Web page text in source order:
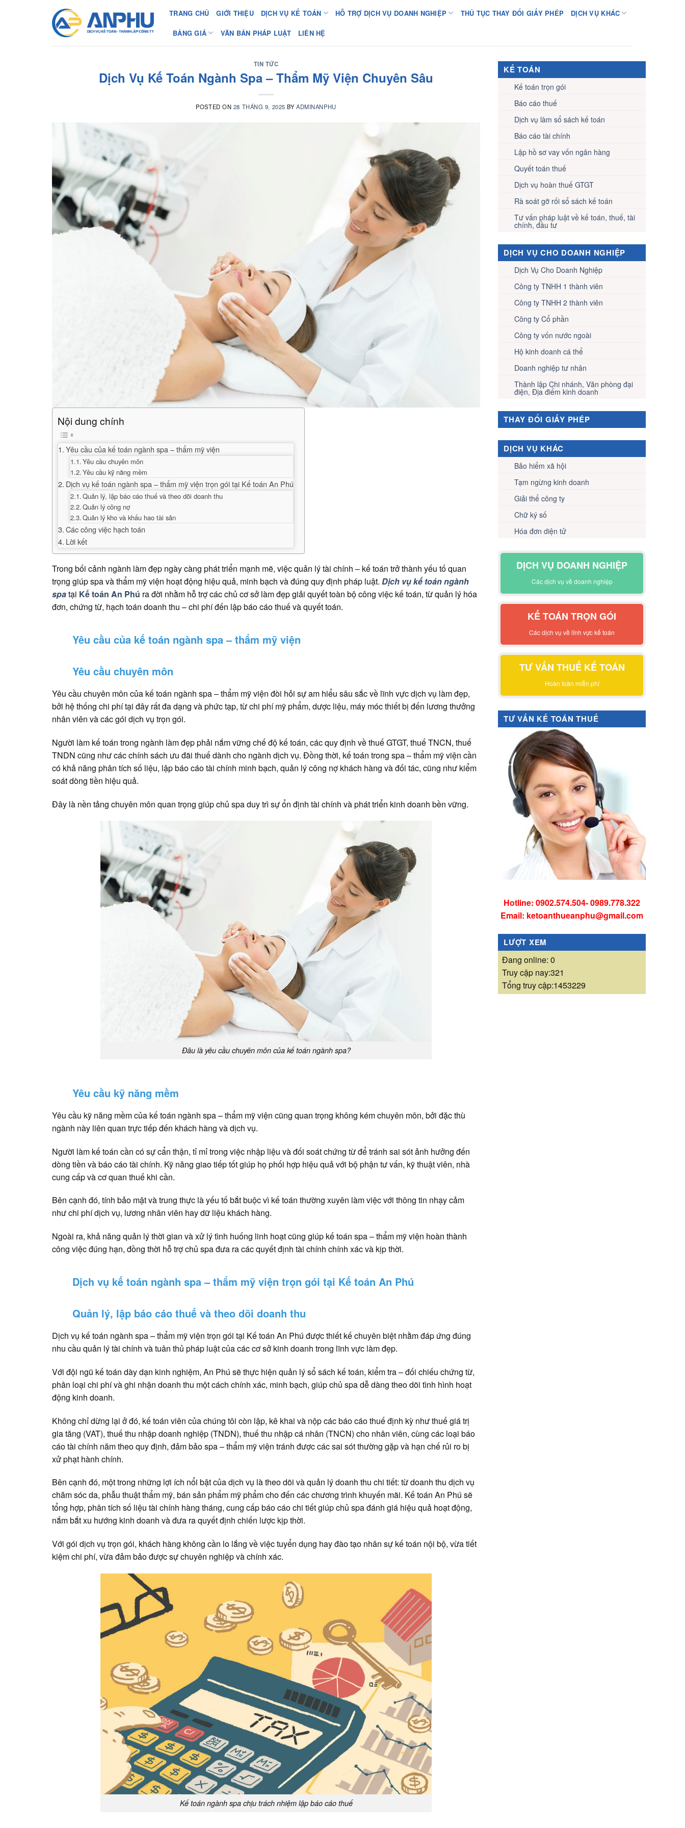
TRANG CHỦ GIỚI THIỆU DỊCH VỤ KẾ TOÁN HỖ TRỢ DỊCH VỤ DOANH NGHIỆP THỦ TỤC THAY ĐỔI GIẤY PHÉP DỊCH VỤ KHÁC
BẢNG GIÁ VĂN BẢN PHÁP LUẬT LIÊN HỆ
TIN TỨC
Dịch Vụ Kế Toán Ngành Spa – Thẩm Mỹ Viện Chuyên Sâu
POSTED ON 28 THÁNG 9, 2025 BYADMINANPHU
Nội dung chính
Yêu cầu của kế toán ngành spa – thẩm mỹ viện
Yêu cầu chuyên môn
Yêu cầu kỹ năng mềm
Dịch vụ kế toán ngành spa – thẩm mỹ viện trọn gói tại Kế toán An Phú
Quản lý, lập báo cáo thuế và theo dõi doanh thu
Quản lý công nợ
Quản lý kho và khấu hao tài sản
Các công việc hạch toán
Lời kết
Trong bối cảnh ngành làm đẹp ngày càng phát triển mạnh mẽ, việc quản lý tài chính – kế toán trở thành yếu tố quan
trọng giúp spa và thẩm mỹ viện hoạt động hiệu quả, minh bạch và đúng quy định pháp luật. Dịch vụ kế toán ngành
spatại Kế toán An Phú ra đời nhằm hỗ trợ các chủ cơ sở làm đẹp giải quyết toàn bộ công việc kế toán, từ quản lý hóa
đơn, chứng từ, hạch toán doanh thu – chi phí đến lập báo cáo thuế và quyết toán.
Yêu cầu của kế toán ngành spa – thẩm mỹ viện
Yêu cầu chuyên môn
Yêu cầu chuyên môn của kế toán ngành spa – thẩm mỹ viện đòi hỏi sự am hiểu sâu sắc về lĩnh vực dịch vụ làm đẹp,
bởi hệ thống chi phí tại đây rất đa dạng và phức tạp, từ chi phí mỹ phẩm, dược liệu, máy móc thiết bị đến lương thưởng
nhân viên và các gói dịch vụ trọn gói.
Người làm kế toán trong ngành làm đẹp phải nắm vững chế độ kế toán, các quy định về thuế GTGT, thuế TNCN, thuế
TNDN cũng như các chính sách ưu đãi thuế dành cho ngành dịch vụ. Đồng thời, kế toán trong spa – thẩm mỹ viện cần
có khả năng phân tích số liệu, lập báo cáo tài chính minh bạch, quản lý công nợ khách hàng và đối tác, cũng như kiểm
soát dòng tiền hiệu quả.
Đây là nền tảng chuyên môn quan trọng giúp chủ spa duy trì sự ổn định tài chính và phát triển kinh doanh bền vững.
Đâu là yêu cầu chuyên môn của kế toán ngành spa?
Yêu cầu kỹ năng mềm
Yêu cầu kỹ năng mềm của kế toán ngành spa – thẩm mỹ viện cũng quan trọng không kém chuyên môn, bởi đặc thù
ngành này liên quan trực tiếp đến khách hàng và dịch vụ.
Người làm kế toán cần có sự cẩn thận, tỉ mỉ trong việc nhập liệu và đối soát chứng từ để tránh sai sót ảnh hưởng đến
dòng tiền và báo cáo tài chính. Kỹ năng giao tiếp tốt giúp họ phối hợp hiệu quả với bộ phận tư vấn, kỹ thuật viên, nhà
cung cấp và cơ quan thuế khi cần.
Bên cạnh đó, tính bảo mật và trung thực là yếu tố bắt buộc vì kế toán thường xuyên làm việc với thông tin nhạy cảm
như chi phí dịch vụ, lương nhân viên hay dữ liệu khách hàng.
Ngoài ra, khả năng quản lý thời gian và xử lý tình huống linh hoạt cũng giúp kế toán spa – thẩm mỹ viện hoàn thành
công việc đúng hạn, đồng thời hỗ trợ chủ spa đưa ra các quyết định tài chính chính xác và kịp thời.
Dịch vụ kế toán ngành spa – thẩm mỹ viện trọn gói tại Kế toán An Phú
Quản lý, lập báo cáo thuế và theo dõi doanh thu
Dịch vụ kế toán ngành spa – thẩm mỹ viện trọn gói tại Kế toán An Phú được thiết kế chuyên biệt nhằm đáp ứng đúng
nhu cầu quản lý tài chính và tuân thủ pháp luật của các cơ sở kinh doanh trong lĩnh vực làm đẹp.
Với đội ngũ kế toán dày dạn kinh nghiệm, An Phú sẽ thực hiện quản lý sổ sách kế toán, kiểm tra – đối chiếu chứng từ,
phân loại chi phí và ghi nhận doanh thu một cách chính xác, minh bạch, giúp chủ spa dễ dàng theo dõi tình hình hoạt
động kinh doanh.
Không chỉ dừng lại ở đó, kế toán viên của chúng tôi còn lập, kê khai và nộp các báo cáo thuế định kỳ như thuế giá trị
gia tăng (VAT), thuế thu nhập doanh nghiệp (TNDN), thuế thu nhập cá nhân (TNCN) cho nhân viên, cùng các loại báo
cáo tài chính năm theo quy định, đảm bảo spa – thẩm mỹ viện tránh được các sai sót thường gặp và hạn chế rủi ro bị
xử phạt hành chính.
Bên cạnh đó, một trong những lợi ích nổi bật của dịch vụ là theo dõi và quản lý doanh thu chi tiết: từ doanh thu dịch vụ
chăm sóc da, phẫu thuật thẩm mỹ, bán sản phẩm mỹ phẩm cho đến các chương trình khuyến mãi. Kế toán An Phú sẽ
tổng hợp, phân tích số liệu tài chính hàng tháng, cung cấp báo cáo chi tiết giúp chủ spa đánh giá hiệu quả hoạt động,
nắm bắt xu hướng kinh doanh và đưa ra quyết định chiến lược kịp thời.
Với gói dịch vụ trọn gói, khách hàng không cần lo lắng về việc tuyển dụng hay đào tạo nhân sự kế toán nội bộ, vừa tiết
kiệm chi phí, vừa đảm bảo được sự chuyên nghiệp và chính xác.
Kế toán ngành spa chịu trách nhiệm lập báo cáo thuế
KẾ TOÁN
Kế toán trọn gói
Báo cáo thuế
Dịch vụ làm sổ sách kế toán
Báo cáo tài chính
Lập hồ sơ vay vốn ngân hàng
Quyết toán thuế
Dịch vụ hoàn thuế GTGT
Rà soát gỡ rối sổ sách kế toán
Tư vấn pháp luật về kế toán, thuế, tài
chính, đầu tư
DỊCH VỤ CHO DOANH NGHIỆP
Dịch Vụ Cho Doanh Nghiệp
Công ty TNHH 1 thành viên
Công ty TNHH 2 thành viên
Công ty Cổ phần
Công ty vốn nước ngoài
Hộ kinh doanh cá thể
Doanh nghiệp tư nhân
Thành lập Chi nhánh, Văn phòng đại
điện, Địa điểm kinh doanh
THAY ĐỔI GIẤY PHÉP
DỊCH VỤ KHÁC
Bảo hiểm xã hội
Tạm ngừng kinh doanh
Giải thể công ty
Chữ ký số
Hóa đơn diện tử
DỊCH VỤ DOANH NGHIỆP
Các dịch vụ về doanh nghiệp
KẾ TOÁN TRỌN GÓI
Các dịch vụ về lĩnh vực kế toán
TƯ VẤN THUẾ KẾ TOÁN
Hoàn toàn miễn phí
TƯ VẤN KẾ TOÁN THUẾ
Hotline: 0902.574.504- 0989.778.322
Email: ketoanthueanphu@gmail.com
LƯỢT XEM
Đang online: 0
Truy cập nay:321
Tổng truy cập:1453229